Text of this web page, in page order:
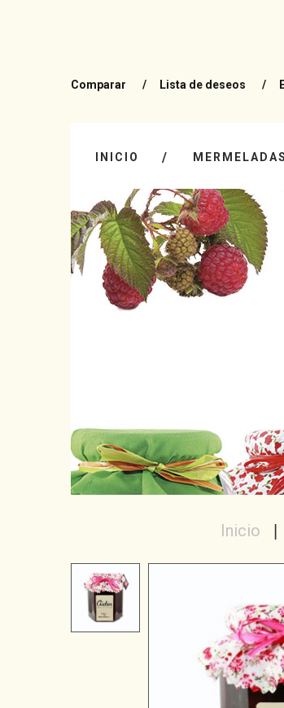
Comparar Lista de deseos
INICIO MERMELADAS
Inicio